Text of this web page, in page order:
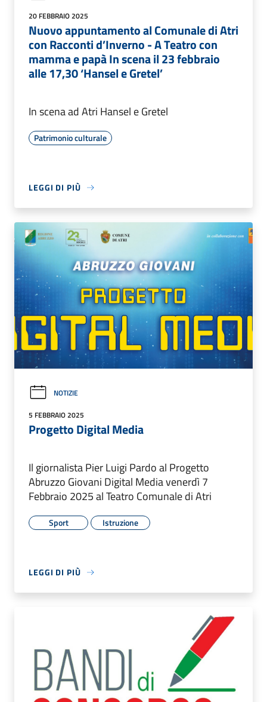
20 FEBBRAIO 2025
Nuovo appuntamento al Comunale di Atri
con Racconti d’Inverno - A Teatro con
mamma e papà In scena il 23 febbraio
alle 17,30 ‘Hansel e Gretel’
In scena ad Atri Hansel e Gretel
Patrimonio culturale
LEGGI DI PIÙ
NOTIZIE
5 FEBBRAIO 2025
Progetto Digital Media
Il giornalista Pier Luigi Pardo al Progetto
Abruzzo Giovani Digital Media venerdì 7
Febbraio 2025 al Teatro Comunale di Atri
Sport Istruzione
LEGGI DI PIÙ